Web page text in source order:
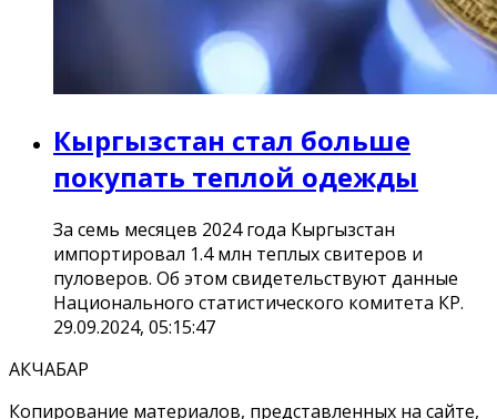
Кыргызстан стал больше
покупать теплой одежды
За семь месяцев 2024 года Кыргызстан
импортировал 1.4 млн теплых свитеров и
пуловеров. Об этом свидетельствуют данные
Национального статистического комитета КР.
29.09.2024, 05:15:47
АКЧАБАР
Копирование материалов, представленных на сайте,